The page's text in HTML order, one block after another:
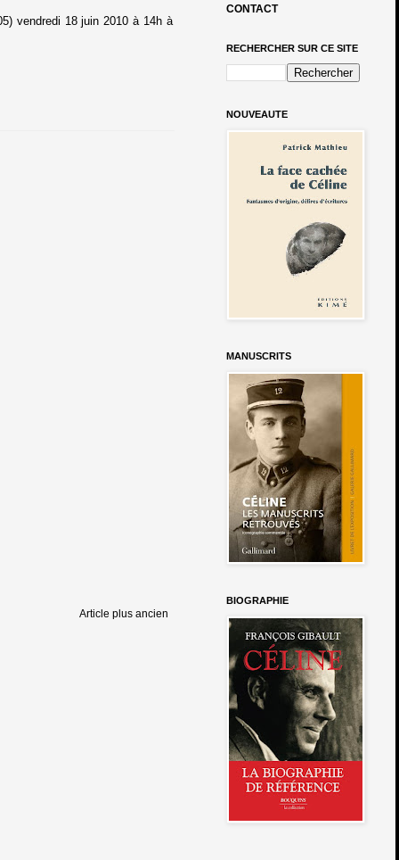
vendredi 18 juin 2010 à 14h à
Article plus ancien
CONTACT
RECHERCHER SUR CE SITE
NOUVEAUTE
MANUSCRITS
BIOGRAPHIE